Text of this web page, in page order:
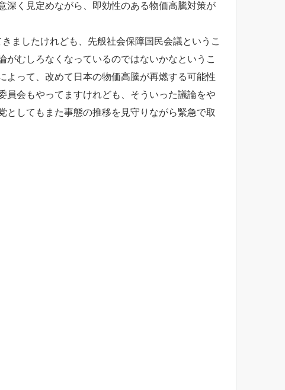
深く見定めながら、即効性のある物価高騰対策が
ましたけれども、先般社会保障国民会議というこ
むしろなくなっているのではないかなというこ
よって、改めて日本の物価高騰が再燃する可能性
員会もやってますけれども、そういった議論をや
としてもまた事態の推移を見守りながら緊急で取